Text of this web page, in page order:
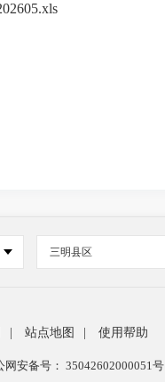
三明县区
站点地图 使用帮助
网安备号： 35042602000051号